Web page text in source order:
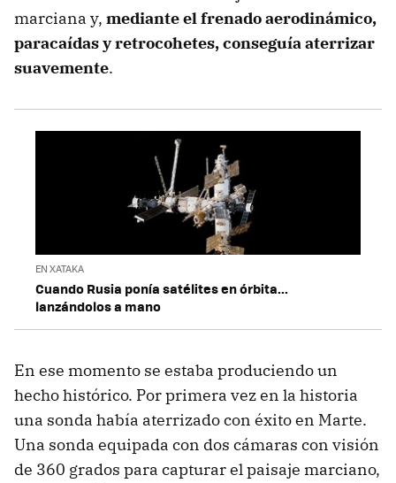
marciana y, mediante el frenado aerodinámico,
paracaídas y retrocohetes, conseguía aterrizar
suavemente.
EN XATAKA
Cuando Rusia ponía satélites en órbita...
lanzándolos a mano
En ese momento se estaba produciendo un
hecho histórico. Por primera vez en la historia
una sonda había aterrizado con éxito en Marte.
Una sonda equipada con dos cámaras con visión
de 360 grados para capturar el paisaje marciano,